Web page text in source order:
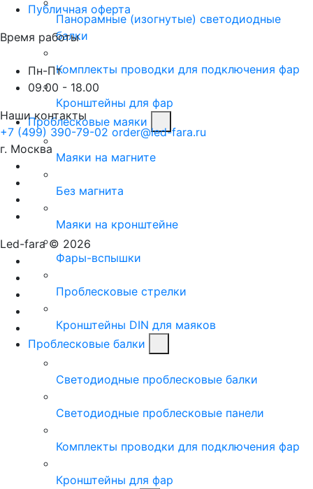
Панорамные (изогнутые) светодиодные
балки
Комплекты проводки для подключения фар
Кронштейны для фар
Проблесковые маяки
Маяки на магните
Без магнита
Маяки на кронштейне
Фары-вспышки
Проблесковые стрелки
Кронштейны DIN для маяков
Проблесковые балки
Светодиодные проблесковые балки
Светодиодные проблесковые панели
Комплекты проводки для подключения фар
Кронштейны для фар
Публичная оферта
Время работы
Пн-Пт
09.00 - 18.00
Наши контакты
+7 (499) 390-79-02 order@led-fara.ru
г. Москва
Led-fara © 2026